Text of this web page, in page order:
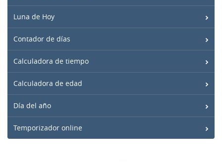
Luna de Hoy
Contador de días
Calculadora de tiempo
Calculadora de edad
Día del año
Temporizador online